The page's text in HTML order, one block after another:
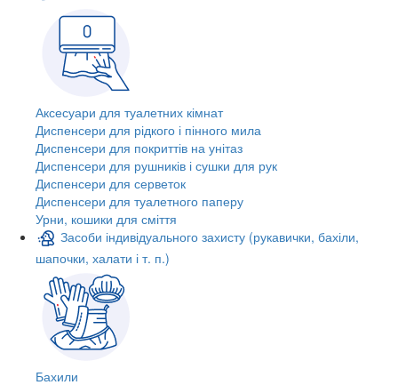
Аксесуари для туалетних кімнат
Диспенсери для рідкого і пінного мила
Диспенсери для покриттів на унітаз
Диспенсери для рушників і сушки для рук
Диспенсери для серветок
Диспенсери для туалетного паперу
Урни, кошики для сміття
Засоби індивідуального захисту (рукавички, бахіли,
шапочки, халати і т. п.)
Бахили